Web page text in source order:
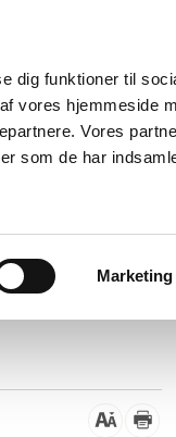
dig funktioner til
vores hjemmeside
Vores
som de har
Marketing
Om os Kontakt
og salg af